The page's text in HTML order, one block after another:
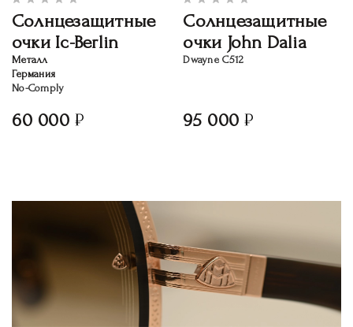
Солнцезащитные
очки Ic-Berlin
Металл
Германия
No-Comply
60 000
Солнцезащитные
очки John Dalia
Dwayne C512
95 000